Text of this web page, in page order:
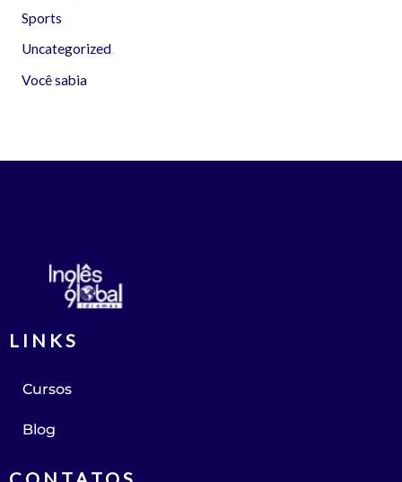
Sports
Uncategorized
Você sabia
LINKS
Cursos
Blog